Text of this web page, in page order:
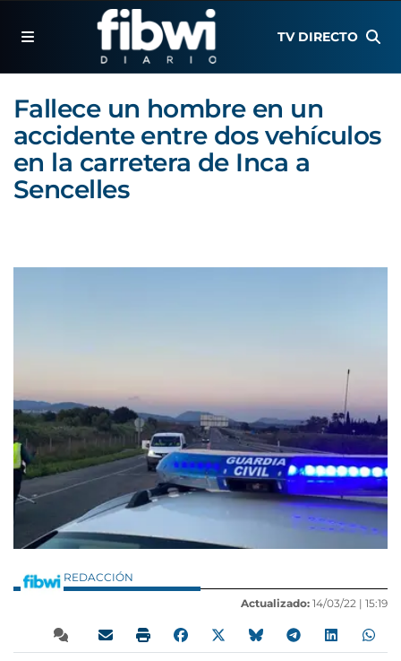
TV DIRECTO
Fallece un hombre en un
accidente entre dos vehículos
en la carretera de Inca a
Sencelles
REDACCIÓN
Actualizado: 14/03/22 | 15:19